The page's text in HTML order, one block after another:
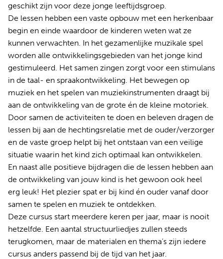
geschikt zijn voor deze jonge leeftijdsgroep.
De lessen hebben een vaste opbouw met een herkenbaar
begin en einde waardoor de kinderen weten wat ze
kunnen verwachten. In het gezamenlijke muzikale spel
worden alle ontwikkelingsgebieden van het jonge kind
gestimuleerd. Het samen zingen zorgt voor een stimulans
in de taal- en spraakontwikkeling. Het bewegen op
muziek en het spelen van muziekinstrumenten draagt bij
aan de ontwikkeling van de grote én de kleine motoriek.
Door samen de activiteiten te doen en beleven dragen de
lessen bij aan de hechtingsrelatie met de ouder/verzorger
en de vaste groep helpt bij het ontstaan van een veilige
situatie waarin het kind zich optimaal kan ontwikkelen.
En naast alle positieve bijdragen die de lessen hebben aan
de ontwikkeling van jouw kind is het gewoon ook heel
erg leuk! Het plezier spat er bij kind én ouder vanaf door
samen te spelen en muziek te ontdekken.
Deze cursus start meerdere keren per jaar, maar is nooit
hetzelfde. Een aantal structuurliedjes zullen steeds
terugkomen, maar de materialen en thema’s zijn iedere
cursus anders passend bij de tijd van het jaar.